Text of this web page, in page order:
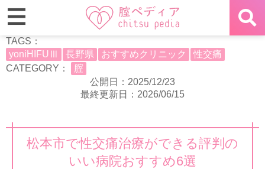
TAGS：
yoniHIFUⅢ
長野県 おすすめクリニック
性交痛
CATEGORY：
腟
公開日：2025/12/23
最終更新日：2026/06/15
松本市で性交痛治療ができる評判の
いい病院おすすめ6選